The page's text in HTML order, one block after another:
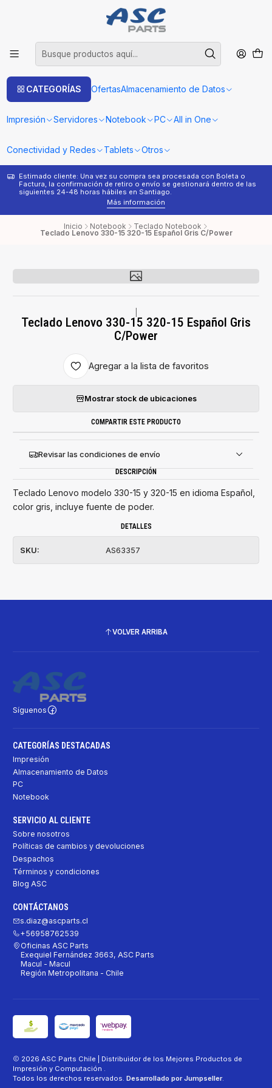
CATEGORÍAS OfertasAlmacenamiento de Datos
Impresión Servidores Notebook PC All in One
Conectividad y Redes Tablets Otros
Estimado cliente: Una vez su compra sea procesada con Boleta o
Factura, la confirmación de retiro o envío se gestionará dentro de las
siguientes 24-48 horas hábiles en Santiago.
Más información
Inicio Notebook Teclado Notebook
Teclado Lenovo 330-15 320-15 Español Gris C/Power
Teclado Lenovo 330-15 320-15 Español Gris
C/Power
Agregar a la lista de favoritos
Mostrar stock de ubicaciones
COMPARTIR ESTE PRODUCTO
Revisar las condiciones de envío
DESCRIPCIÓN
Teclado Lenovo modelo 330-15 y 320-15 en idioma Español,
color gris, incluye fuente de poder.
DETALLES
SKU: AS63357
VOLVER ARRIBA
Síguenos
CATEGORÍAS DESTACADAS
Impresión
Almacenamiento de Datos
PC
Notebook
SERVICIO AL CLIENTE
Sobre nosotros
Políticas de cambios y devoluciones
Despachos
Términos y condiciones
Blog ASC
CONTÁCTANOS
s.diaz@ascparts.cl
+56958762539
Oficinas ASC Parts
Exequiel Fernández 3663, ASC Parts
Macul - Macul
Región Metropolitana - Chile
2026 ASC Parts Chile | Distribuidor de los Mejores Productos de
Impresión y Computación .
Todos los derechos reservados. Desarrollado por Jumpseller.